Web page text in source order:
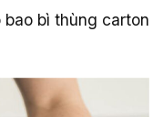
bì thùng carton